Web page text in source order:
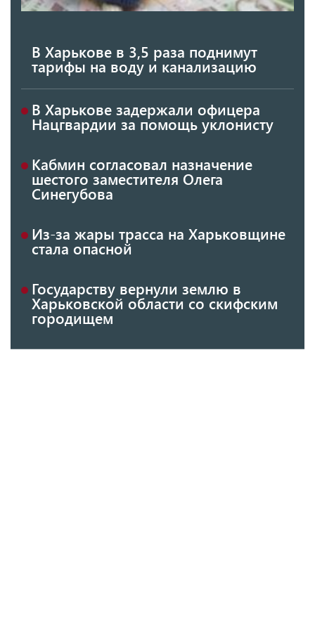
В Харькове в 3,5 раза поднимут
тарифы на воду и канализацию
В Харькове задержали офицера
Нацгвардии за помощь уклонисту
Кабмин согласовал назначение
шестого заместителя Олега
Синегубова
Из-за жары трасса на Харьковщине
стала опасной
Государству вернули землю в
Харьковской области со скифским
городищем